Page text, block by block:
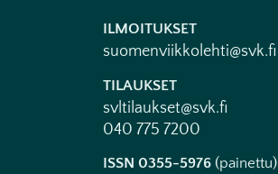
ILMOITUKSET
suomenviikkolehti@svk.fi
TILAUKSET
svltilaukset@svk.fi
040 775 7200
ISSN 0355-5976 (painettu)